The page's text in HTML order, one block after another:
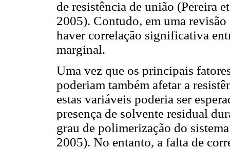
de resistência de união (Pereira
2005). Contudo, em uma
haver correlação significativa
marginal.
Uma vez que os principais
poderiam também afetar a
estas variáveis poderia ser
presença de solvente residual
grau de polimerização do
2005). No entanto, a falta de